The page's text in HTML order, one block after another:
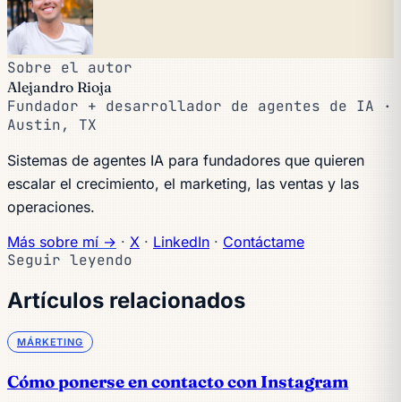
Sobre el autor
Alejandro Rioja
Fundador + desarrollador de agentes de IA ·
Austin, TX
Sistemas de agentes IA para fundadores que quieren
escalar el crecimiento, el marketing, las ventas y las
operaciones.
Más sobre mí → · X · LinkedIn · Contáctame
Seguir leyendo
Artículos relacionados
MÁRKETING
Cómo ponerse en contacto con Instagram